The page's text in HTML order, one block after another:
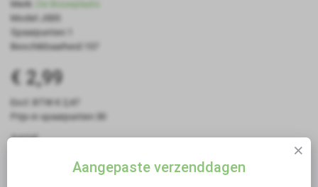
Merk:
De Bouwplaats
Model:J005
Spaarpunten:1
Beschikbaarheid:157
€ 2,99
Excl. BTW:€ 2,47
Prijs in spaarpunten:30
Aantal
Aangepaste verzenddagen